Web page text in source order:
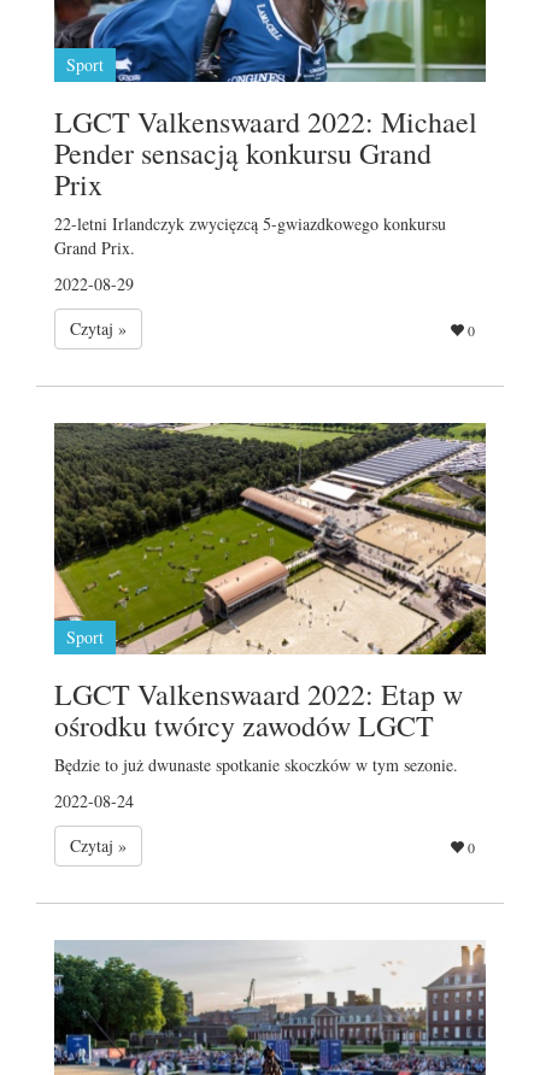
Sport
LGCT Valkenswaard 2022: Michael
Pender sensacją konkursu Grand
Prix
22-letni Irlandczyk zwycięzcą 5-gwiazdkowego konkursu
Grand Prix.
2022-08-29
Czytaj »
0
Sport
LGCT Valkenswaard 2022: Etap w
ośrodku twórcy zawodów LGCT
Będzie to już dwunaste spotkanie skoczków w tym sezonie.
2022-08-24
Czytaj »
0